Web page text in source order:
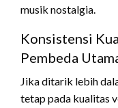
musik nostalgia.
Konsistensi
Pembeda
Jika ditarik lebih
tetap pada kualitas